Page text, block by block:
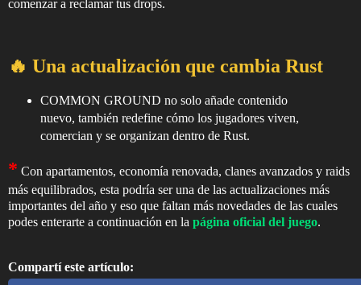
comenzar a reclamar tus drops.
🔥 Una actualización que cambia Rust
COMMON GROUND no solo añade contenido
nuevo, también redefine cómo los jugadores viven,
comercian y se organizan dentro de Rust.
* Con apartamentos, economía renovada, clanes avanzados y raids
más equilibrados, esta podría ser una de las actualizaciones más
importantes del año y eso que faltan más novedades de las cuales
podes enterarte a continuación en la página oficial del juego.
Compartí este artículo: